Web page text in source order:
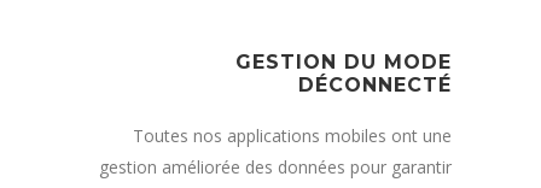
GESTION DU MODE
DÉCONNECTÉ
Toutes nos applications mobiles ont une
gestion améliorée des données pour garantir